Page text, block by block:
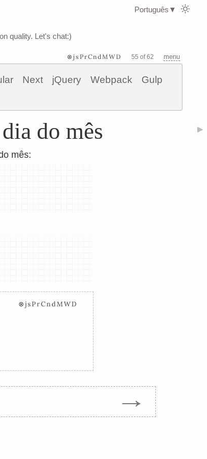
quality. Let's chat:)
⊗jsPrCndMWD 55 of 62 menu
Next jQuery Webpack
Gulp
▶
do mês
mês:
⊗jsPrCndMWD
→
Português ▼